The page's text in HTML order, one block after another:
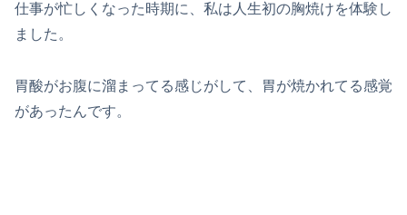
仕事が忙しくなった時期に、私は人生初の胸焼けを体験し
ました。
胃酸がお腹に溜まってる感じがして、胃が焼かれてる感覚
があったんです。